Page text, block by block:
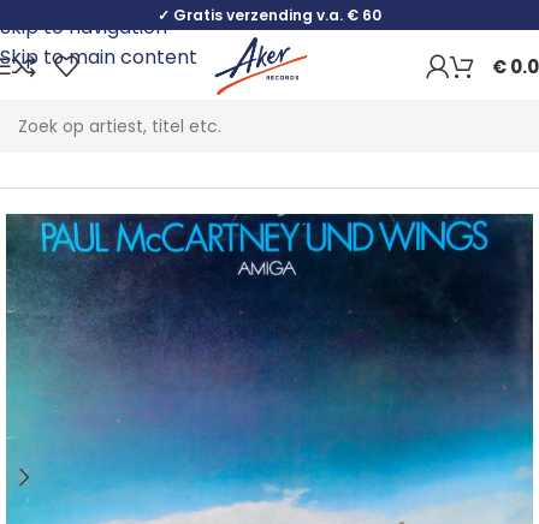
Skip to navigation
Skip to main content
✓ Gratis verzending v.a. € 60
€
Home Rock